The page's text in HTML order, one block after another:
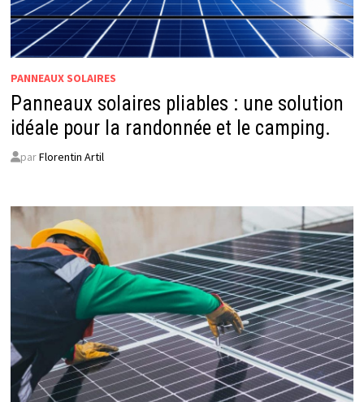
PANNEAUX SOLAIRES
Panneaux solaires pliables : une solution
idéale pour la randonnée et le camping.
parFlorentin Artil